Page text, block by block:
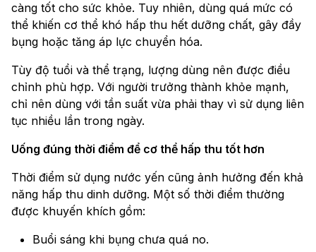
càng tốt cho sức khỏe. Tuy nhiên, dùng quá mức có
thể khiến cơ thể khó hấp thu hết dưỡng chất, gây đầy
bụng hoặc tăng áp lực chuyển hóa.
Tùy độ tuổi và thể trạng, lượng dùng nên được điều
chỉnh phù hợp. Với người trưởng thành khỏe mạnh,
chỉ nên dùng với tần suất vừa phải thay vì sử dụng liên
tục nhiều lần trong ngày.
Uống đúng thời điểm để cơ thể hấp thu tốt hơn
Thời điểm sử dụng nước yến cũng ảnh hưởng đến khả
năng hấp thu dinh dưỡng. Một số thời điểm thường
được khuyến khích gồm:
Buổi sáng khi bụng chưa quá no.